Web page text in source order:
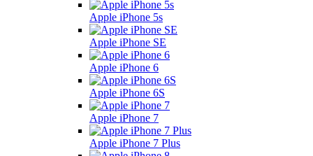
Apple iPhone 5s
Apple iPhone SE
Apple iPhone 6
Apple iPhone 6S
Apple iPhone 7
Apple iPhone 7 Plus